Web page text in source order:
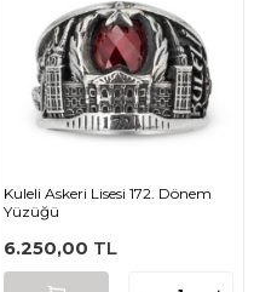
Kuleli Askeri Lisesi 172. Dönem
Yüzüğü
6.250,00 TL